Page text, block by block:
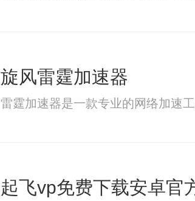
旋风雷霆加速器
雷霆加速器是一款专业的网络加速
起飞vp免费下载安卓官